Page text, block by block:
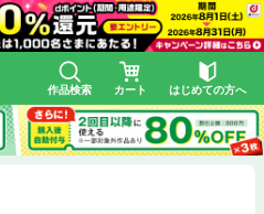
作品検索 カート はじめての方へ